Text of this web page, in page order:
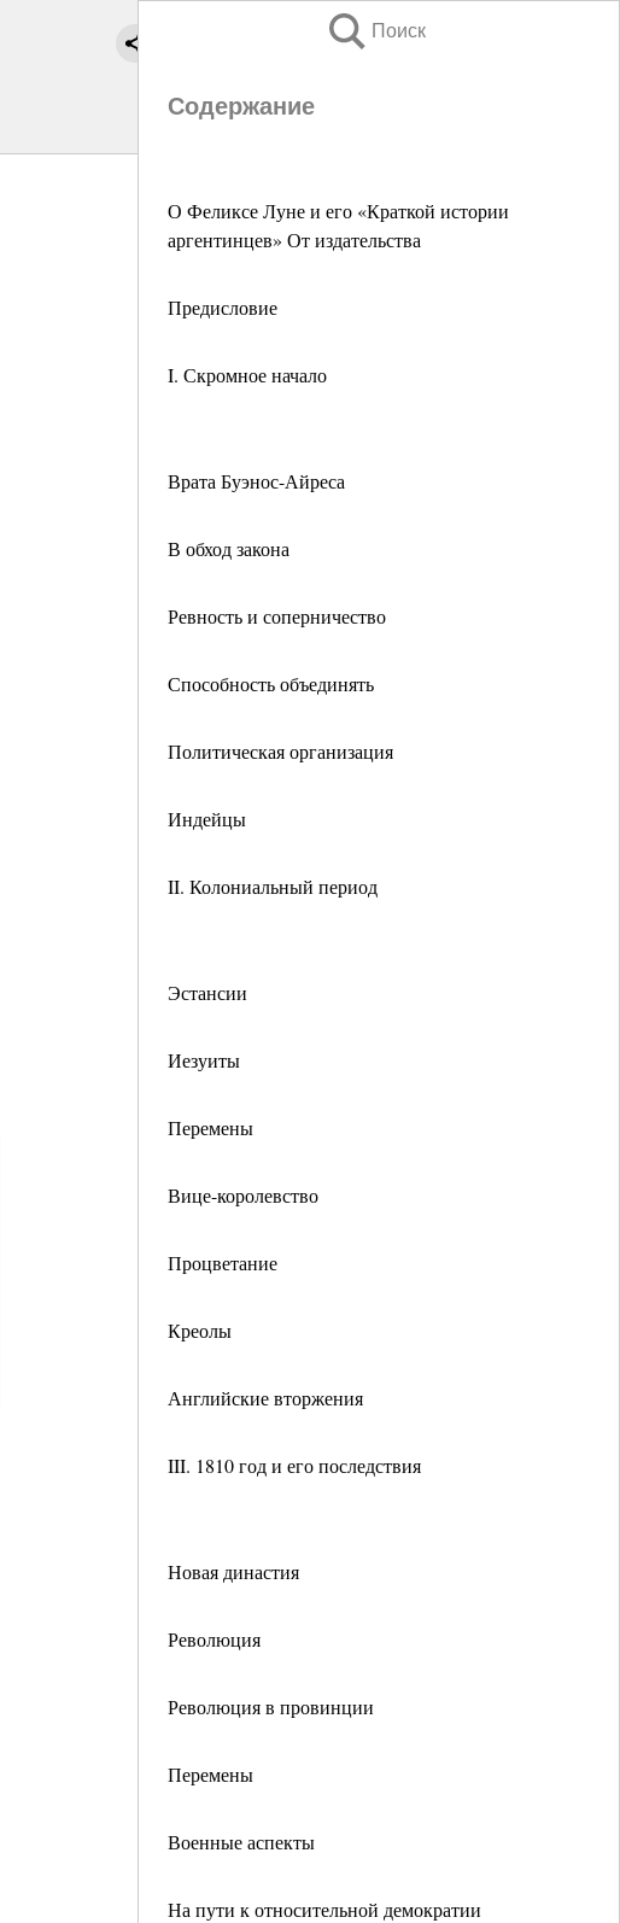
Поиск
Содержание
О Феликсе Луне и его «Краткой истории
аргентинцев» От издательства
Предисловие
I. Скромное начало
Врата Буэнос-Айреса
В обход закона
Ревность и соперничество
Способность объединять
Политическая организация
Индейцы
II. Колониальный период
Эстансии
Иезуиты
Перемены
Вице-королевство
Процветание
Креолы
Английские вторжения
III. 1810 год и его последствия
Новая династия
Революция
Революция в провинции
Перемены
Военные аспекты
На пути к относительной демократии